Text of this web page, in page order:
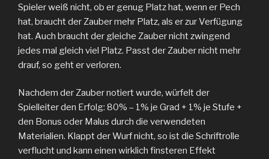
Spieler weiß nicht, ob er genug Platz hat, wenn er Pech
hat, braucht der Zauber mehr Platz, als er zur Verfügung
hat. Auch braucht der gleiche Zauber nicht zwingend
jedes mal gleich viel Platz. Passt der Zauber nicht mehr
drauf, so geht er verloren.
Nachdem der Zauber notiert wurde, würfelt der
Spielleiter den Erfolg: 80% – 1% je Grad + 1% je Stufe +
den Bonus oder Malus durch die verwendeten
Materialien. Klappt der Wurf nicht, so ist die Schriftrolle
verflucht und kann einen wirklich finsteren Effekt